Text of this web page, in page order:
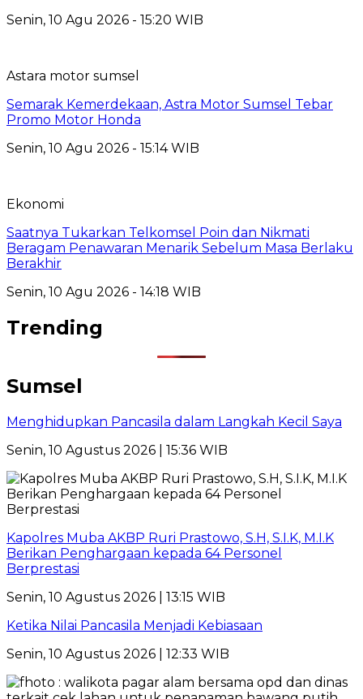
Senin, 10 Agu 2026 - 15:20 WIB
Astara motor sumsel
Semarak Kemerdekaan, Astra Motor Sumsel Tebar
Promo Motor Honda
Senin, 10 Agu 2026 - 15:14 WIB
Ekonomi
Saatnya Tukarkan Telkomsel Poin dan Nikmati
Beragam Penawaran Menarik Sebelum Masa Berlaku
Berakhir
Senin, 10 Agu 2026 - 14:18 WIB
Trending
Sumsel
Menghidupkan Pancasila dalam Langkah Kecil Saya
Senin, 10 Agustus 2026 | 15:36 WIB
Kapolres Muba AKBP Ruri Prastowo, S.H, S.I.K, M.I.K
Berikan Penghargaan kepada 64 Personel
Berprestasi
Senin, 10 Agustus 2026 | 13:15 WIB
Ketika Nilai Pancasila Menjadi Kebiasaan
Senin, 10 Agustus 2026 | 12:33 WIB